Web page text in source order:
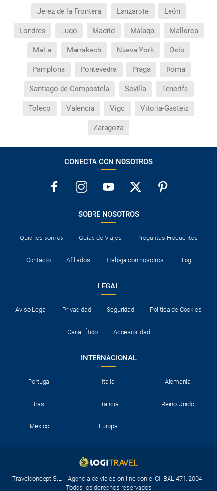
Jerez de la Frontera Lanzarote León
Londres Lugo Madrid Málaga Mallorca
Malta Marrakech Nueva York Oslo
Pamplona Pontevedra Praga Roma
Santiago de Compostela Sevilla Tenerife
Toledo Valencia Vigo Vitoria-Gasteiz
Zaragoza
CONECTA CON NOSOTROS
SOBRE NOSOTROS
Quiénes somos Guías de Viajes Preguntas Frecuentes
Contacto Afiliados Trabaja con nosotros Blog
LEGAL
Aviso Legal Privacidad Seguridad Política de Cookies
Canal Ético Accesibilidad
INTERNACIONAL
Portugal Italia Alemania
Brasil Francia Reino Unido
México Europa
Travelconcept S.L. - Agencia de viajes on-line con el CI. BAL 471, 2004 -
Todos los derechos reservados